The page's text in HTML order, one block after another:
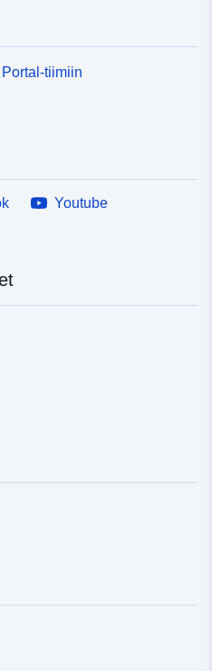
ja ominaisuudet. Näin
eroista määritelmissä:
ja vesistöissä,
inventaario, joka
nyt tarjota myös
ollut mahdollista
tiimiin
Youtube